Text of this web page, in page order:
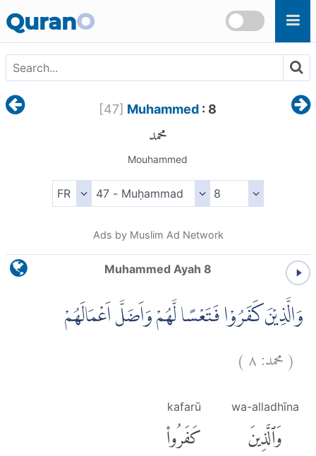
QuranO
[47] Muhammed : 8
محمد
Mouhammed
Ads by Muslim Ad Network
Muhammed Ayah 8
وَالَّذِيْنَ كَفَرُوْا فَتَعْسًا لَّهُمْ وَاَضَلَّ اَعْمَالَهُمْ
(محمد:٨)
wa-alladhīna
وَٱلَّذِينَ
kafarū
كَفَرُوا۟